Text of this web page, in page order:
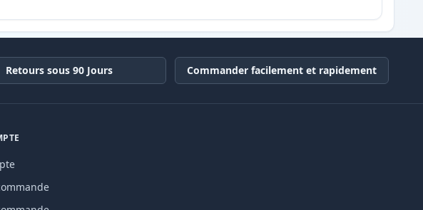
Retours sous 90 Jours Commander facilement et rapidement